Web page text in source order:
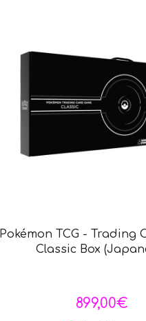
Pokémon TCG - Trading
Classic Box
899,00€